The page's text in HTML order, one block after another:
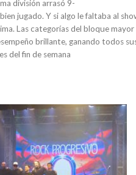
división arrasó 9-
jugado. Y si algo le faltaba al
Las categorías del bloque mayor
brillante, ganando todos
del fin de semana